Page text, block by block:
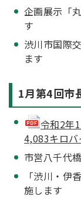
企画展示「
す
渋川市国際
ます
1月第4回市
令和2年
4,083キロバ
市営八千代
「渋川・伊
施します